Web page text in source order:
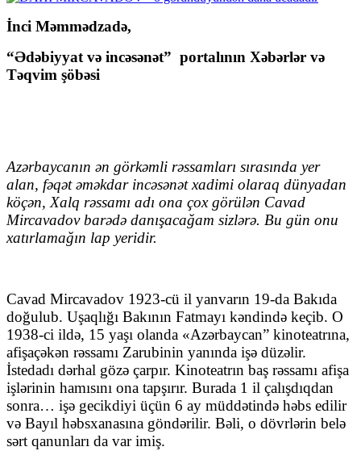
İnci Məmmədzadə,
“Ədəbiyyat və incəsənət” portalının Xəbərlər və
Təqvim şöbəsi
Azərbaycanın ən görkəmli rəssamları sırasında yer
alan, fəqət əməkdar incəsənət xadimi olaraq dünyadan
köçən, Xalq rəssamı adı ona çox görülən Cavad
Mircavadov barədə danışacağam sizlərə. Bu gün onu
xatırlamağın lap yeridir.
Cavad Mircavadov 1923-cü il yanvarın 19-da Bakıda
doğulub. Uşaqlığı Bakının Fatmayı kəndində keçib. O
1938-ci ildə, 15 yaşı olanda «Azərbaycan” kinoteatrına,
afişaçəkən rəssamı Zarubinin yanında işə düzəlir.
İstedadı dərhal gözə çarpır. Kinoteatrın baş rəssamı afişa
işlərinin hamısını ona tapşırır. Burada 1 il çalışdıqdan
sonra… işə gecikdiyi üçün 6 ay müddətində həbs edilir
və Bayıl həbsxanasına göndərilir. Bəli, o dövrlərin belə
sərt qanunları da var imiş.